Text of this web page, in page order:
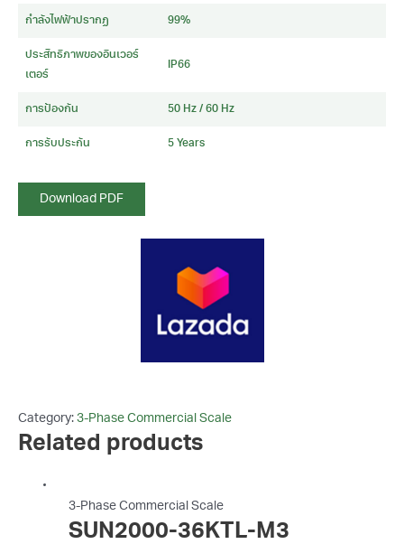
กำลังไฟฟ้าปรากฏ 99%
ประสิทธิภาพของอินเวอร์
เตอร์
IP66
การป้องกัน 50 Hz / 60 Hz
การรับประกัน 5 Years
Download PDF
Category: 3-Phase Commercial Scale
Related products
3-Phase Commercial Scale
SUN2000-36KTL-M3